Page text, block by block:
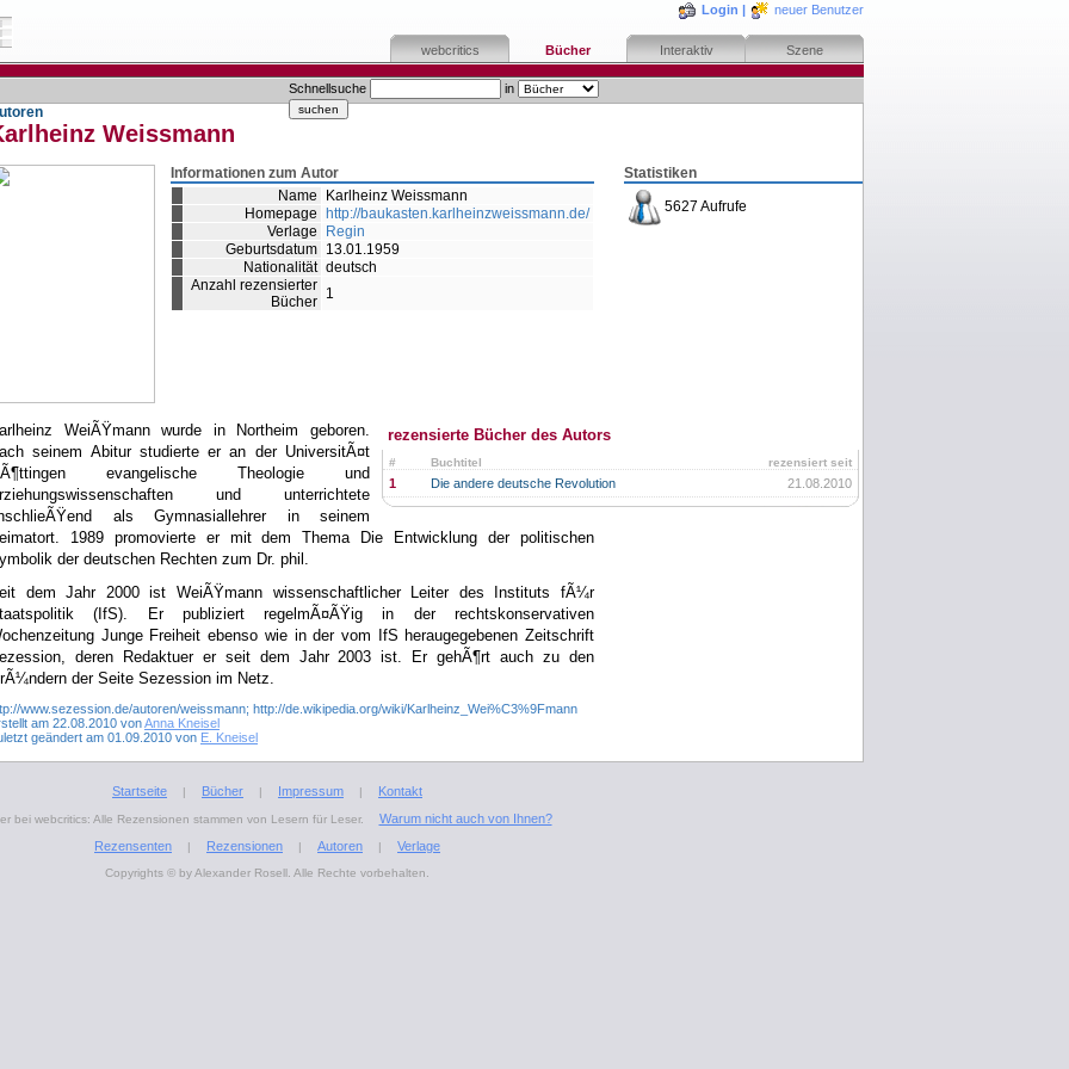
Login | neuer Benutzer
webcritics Bücher Interaktiv Szene
Schnellsuche in
Weissmann
Statistiken
5627 Aufrufe
Informationen zum Autor
Name
Karlheinz Weissmann
Homepage
http://baukasten.karlheinzweissmann.de/
Verlage
Regin
Geburtsdatum 13.01.1959
Nationalität deutsch
Anzahl rezensierter
Bücher 1
rezensierte Bücher des Autors
# rezensiert seit
Buchtitel
1 21.08.2010
Die andere deutsche Revolution
WeiÃŸmann wurde in Northeim geboren.
seinem Abitur studierte er an der UniversitÃ¤t
evangelische Theologie und
und unterrichtete
als Gymnasiallehrer in seinem
1989 promovierte er mit dem Thema Die Entwicklung der politischen
der deutschen Rechten zum Dr. phil.
dem Jahr 2000 ist WeiÃŸmann wissenschaftlicher Leiter des Instituts fÃ¼r
(IfS). Er publiziert regelmÃ¤ÃŸig in der rechtskonservativen
Junge Freiheit ebenso wie in der vom IfS heraugegebenen Zeitschrift
deren Redaktuer er seit dem Jahr 2003 ist. Er gehÃ¶rt auch zu den
der Seite Sezession im Netz.
www.sezession.de/autoren/weissmann; http://de.wikipedia.org/wiki/Karlheinz_Wei%C3%9Fmann
am 22.08.2010 vonAnna Kneisel
geändert am 01.09.2010 von E. Kneisel
Startseite | Bücher | Impressum | Kontakt
bei webcritics: Alle Rezensionen stammen von Lesern für Leser.
Warum nicht auch von Ihnen?
Rezensenten
| Rezensionen | Autoren | Verlage
Copyrights © by Alexander Rosell. Alle Rechte vorbehalten.